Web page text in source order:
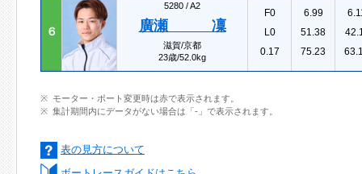
６
5280 /A2
廣瀬 凜
滋賀/京都
23歳/52.0kg
F0
L0
0.17
6.99
51.38
75.23
モーター・ボート変更時は赤で表示されます。
集計期間内にデータがない場合は「-」で表示されます。
表の見方について